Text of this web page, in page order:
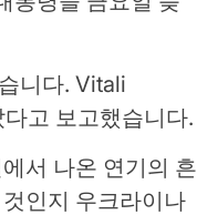
니다. Vitali
고 보고했습니다.
서 나온 연기의 흔
인지 우크라이나